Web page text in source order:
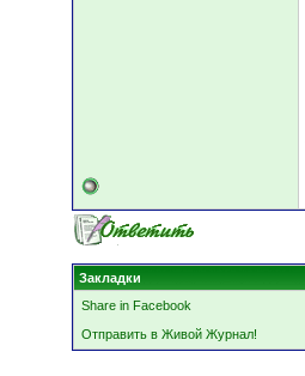
Закладки
Share in Facebook
Отправить в Живой Журнал!